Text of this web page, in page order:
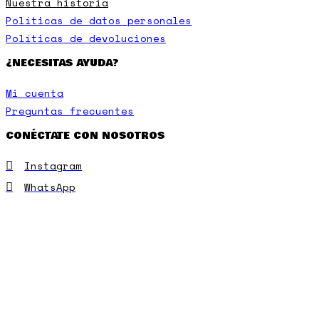
Políticas de datos personales
Políticas de devoluciones
¿NECESITAS AYUDA?
Mi cuenta
Preguntas frecuentes
CONÉCTATE CON NOSOTROS
Instagram
WhatsApp